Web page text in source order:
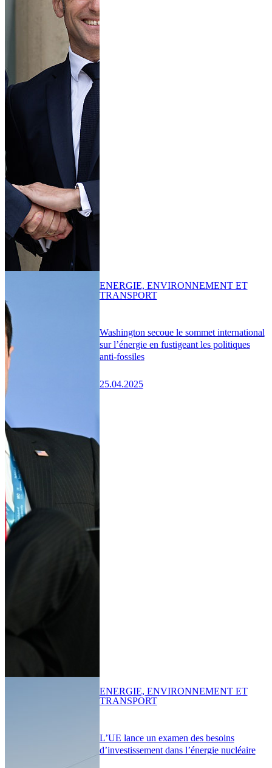
Washington secoue le sommet international
sur l’énergie en fustigeant les politiques
anti-fossiles
25.04.2025
ENERGIE, ENVIRONNEMENT ET
TRANSPORT
L’UE lance un examen des besoins
d’investissement dans l’énergie nucléaire
ENERGIE, ENVIRONNEMENT ET
TRANSPORT